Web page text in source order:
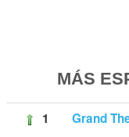
MÁS
1 Grand